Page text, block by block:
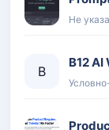
Не
B
B12